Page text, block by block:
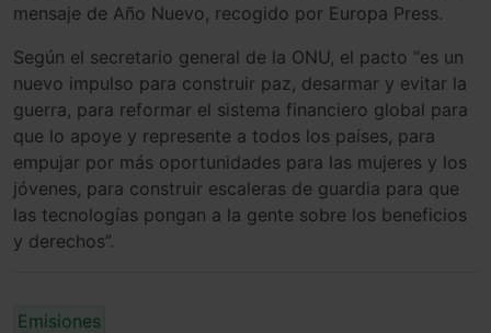
mensaje de Año Nuevo, recogido por Europa Press.
Según el secretario general de la ONU, el pacto “es un
nuevo impulso para construir paz, desarmar y evitar la
guerra, para reformar el sistema financiero global para
que lo apoye y represente a todos los países, para
empujar por más oportunidades para las mujeres y los
jóvenes, para construir escaleras de guardia para que
las tecnologías pongan a la gente sobre los beneficios
y derechos”.
Emisiones